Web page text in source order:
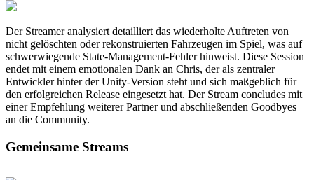
Der Streamer analysiert detailliert das wiederholte Auftreten von
nicht gelöschten oder rekonstruierten Fahrzeugen im Spiel, was auf
schwerwiegende State-Management-Fehler hinweist. Diese Session
endet mit einem emotionalen Dank an Chris, der als zentraler
Entwickler hinter der Unity-Version steht und sich maßgeblich für
den erfolgreichen Release eingesetzt hat. Der Stream concludes mit
einer Empfehlung weiterer Partner und abschließenden Goodbyes
an die Community.
Gemeinsame Streams